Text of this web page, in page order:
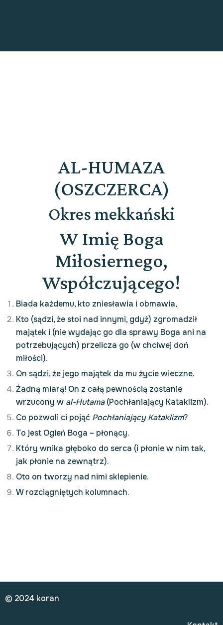
AL-HUMAZA
(OSZCZERCA)
Okres mekkański
W Imię Boga
Miłosiernego,
Współczującego!
Biada każdemu, kto zniesławia i obmawia,
Kto (sądzi, że stoi nad innymi, gdyż) zgromadził
majątek i (nie wydając go dla sprawy Boga ani na
potrzebujących) przelicza go (w chciwej doń
miłości).
On sądzi, że jego majątek da mu życie wieczne.
Żadną miarą! On z całą pewnością zostanie
wrzucony w al-Hutama(Pochłaniający Kataklizm).
Co pozwoli ci pojąć Pochłaniający Kataklizm?
To jest Ogień Boga – płonący.
Który wnika głęboko do serca (i płonie w nim tak,
jak płonie na zewnątrz).
Oto on tworzy nad nimi sklepienie.
W rozciągniętych kolumnach.
© 2024 koran